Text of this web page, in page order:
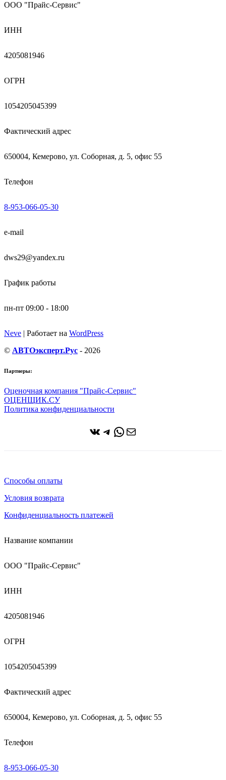
ООО "Прайс-Сервис"
ИНН
4205081946
ОГРН
1054205045399
Фактический адрес
650004, Кемерово, ул. Соборная, д. 5, офис 55
Телефон
8-953-066-05-30
e-mail
dws29@yandex.ru
График работы
пн-пт 09:00 - 18:00
Neve | Работает на WordPress
© АВТОэксперт.Рус - 2026
Партнеры:
Оценочная компания "Прайс-Сервис"
ОЦЕНЩИК.СУ
Политика конфиденциальности
ВКонтакте
Telegram
WhatsApp
Почта
Способы оплаты
Условия возврата
Конфиденциальность платежей
Название компании
ООО "Прайс-Сервис"
ИНН
4205081946
ОГРН
1054205045399
Фактический адрес
650004, Кемерово, ул. Соборная, д. 5, офис 55
Телефон
8-953-066-05-30